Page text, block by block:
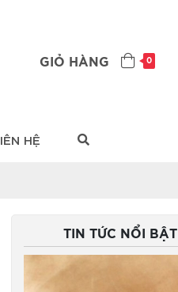
GIỎ HÀNG 0
HỆ
TIN TỨC NỔI BẬT